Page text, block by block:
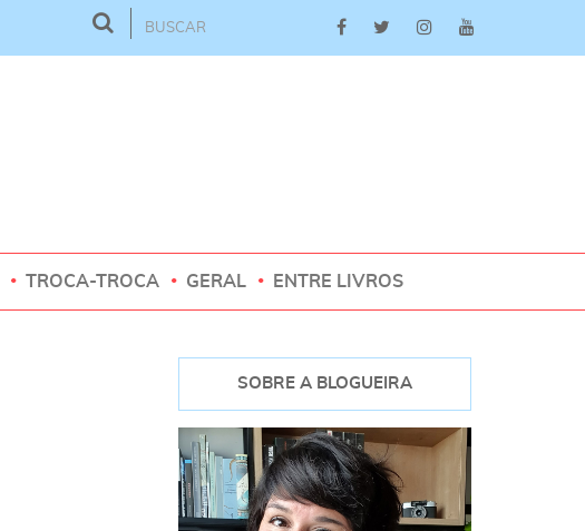
TROCA-TROCA GERAL ENTRE LIVROS
SOBRE A BLOGUEIRA